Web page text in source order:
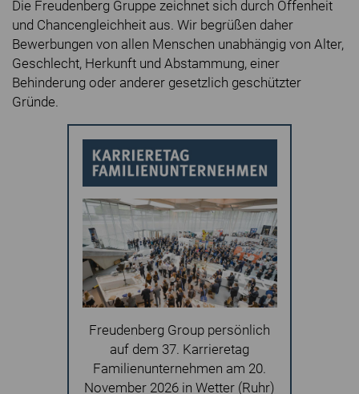
Die Freudenberg Gruppe zeichnet sich durch Offenheit
und Chancengleichheit aus. Wir begrüßen daher
Bewerbungen von allen Menschen unabhängig von Alter,
Geschlecht, Herkunft und Abstammung, einer
Behinderung oder anderer gesetzlich geschützter
Gründe.
Freudenberg Group persönlich
auf dem 37. Karrieretag
Familienunternehmen am 20.
November 2026 in Wetter (Ruhr)